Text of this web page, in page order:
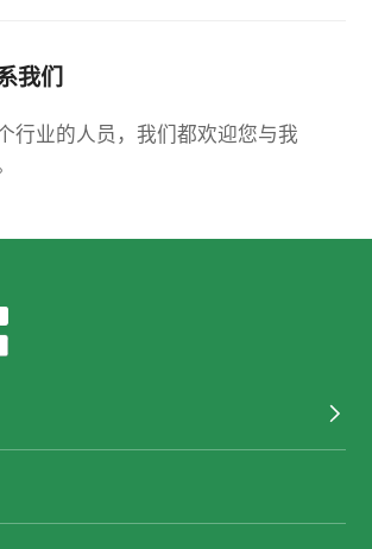
我们
行业的人员，我们都欢迎您与我